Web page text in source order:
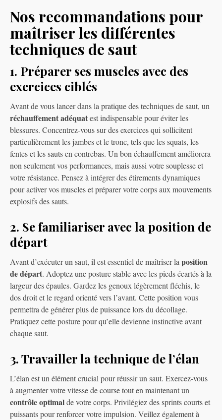
Nos recommandations pour
maîtriser les différentes
techniques de saut
1. Préparer ses muscles avec des
exercices ciblés
Avant de vous lancer dans la pratique des techniques de saut, un
réchauffement adéquatest indispensable pour éviter les
blessures. Concentrez-vous sur des exercices qui sollicitent
particulièrement les jambes et le tronc, tels que les squats, les
fentes et les sauts en contrebas. Un bon échauffement améliorera
non seulement vos performances, mais aussi votre souplesse et
votre résistance. Pensez à intégrer des étirements dynamiques
pour activer vos muscles et préparer votre corps aux mouvements
explosifs des sauts.
2. Se familiariser avec la position de
départ
Avant d’exécuter un saut, il est essentiel de maîtriser la position
de départ. Adoptez une posture stable avec les pieds écartés à la
largeur des épaules. Gardez les genoux légèrement fléchis, le
dos droit et le regard orienté vers l’avant. Cette position vous
permettra de générer plus de puissance lors du décollage.
Pratiquez cette posture pour qu’elle devienne instinctive avant
chaque saut.
3. Travailler la technique de l’élan
L’élan est un élément crucial pour réussir un saut. Exercez-vous
à augmenter votre vitesse de course tout en maintenant un
contrôle optimalde votre corps. Privilégiez des sprints courts et
puissants pour renforcer votre impulsion. Veillez également à